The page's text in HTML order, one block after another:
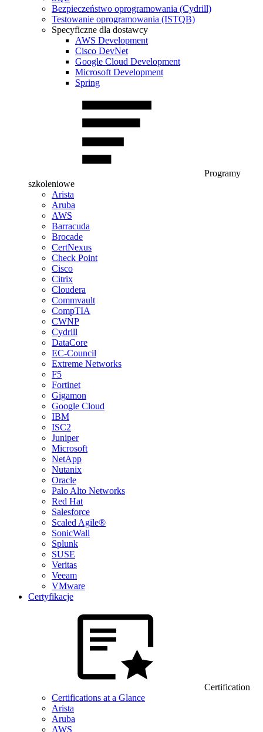
Bezpieczeństwo oprogramowania (Cydrill)
Testowanie oprogramowania (ISTQB)
Specyficzne dla dostawcy
AWS Development
Cisco DevNet
Google Cloud Development
Microsoft Development
Spring
Programy
szkoleniowe
Arista
Aruba
AWS
Barracuda
Brocade
CertNexus
Check Point
Cisco
Citrix
Cloudera
Commvault
CompTIA
CWNP
Cydrill
DataCore
EC-Council
Extreme Networks
F5
Fortinet
Gigamon
Google Cloud
IBM
ISC2
Juniper
Microsoft
NetApp
Nutanix
Oracle
Palo Alto Networks
Red Hat
Salesforce
Scaled Agile®
SonicWall
Splunk
SUSE
Veritas
Veeam
VMware
Certyfikacje
Certification
Certifications at a Glance
Arista
Aruba
AWS